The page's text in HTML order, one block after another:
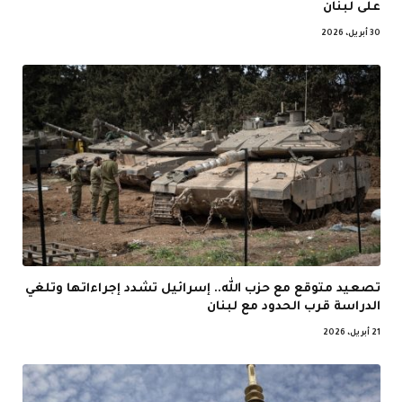
على لبنان
30 أبريل، 2026
تصعيد متوقع مع حزب الله.. إسرائيل تشدد إجراءاتها وتلغي
الدراسة قرب الحدود مع لبنان
21 أبريل، 2026